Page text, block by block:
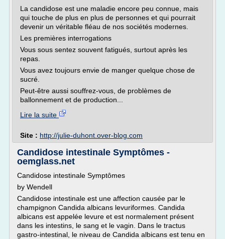
La candidose est une maladie encore peu connue, mais
qui touche de plus en plus de personnes et qui pourrait
devenir un véritable fléau de nos sociétés modernes.
Les premières interrogations
Vous sous sentez souvent fatigués, surtout après les
repas.
Vous avez toujours envie de manger quelque chose de
sucré.
Peut-être aussi souffrez-vous, de problèmes de
ballonnement et de production...
Lire la suite
Site : http://julie-duhont.over-blog.com
Candidose intestinale Symptômes -
oemglass.net
Candidose intestinale Symptômes
by Wendell
Candidose intestinale est une affection causée par le
champignon Candida albicans levuriformes. Candida
albicans est appelée levure et est normalement présent
dans les intestins, le sang et le vagin. Dans le tractus
gastro-intestinal, le niveau de Candida albicans est tenu en